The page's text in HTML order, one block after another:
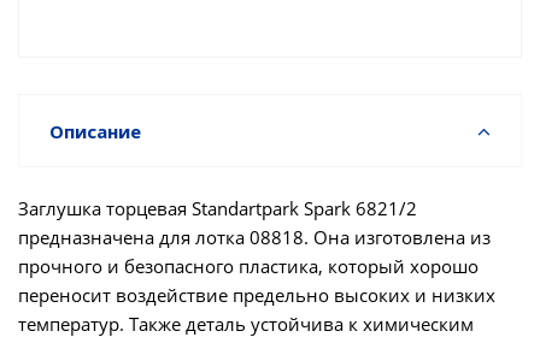
Описание
Заглушка торцевая Standartpark Spark 6821/2
предназначена для лотка 08818. Она изготовлена из
прочного и безопасного пластика, который хорошо
переносит воздействие предельно высоких и низких
температур. Также деталь устойчива к химическим